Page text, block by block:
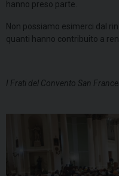
hanno preso parte.
Non possiamo esimerci dal
quanti hanno contribuito a
I Frati del Convento San